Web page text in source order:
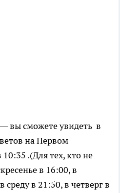
вы сможете увидеть в
на Первом
.(Для тех, кто не
в 16:00, в
среду в 21:50, в четверг в